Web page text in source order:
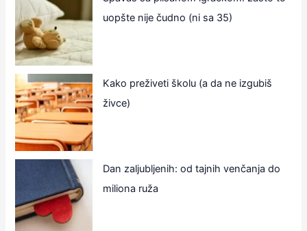
uopšte nije čudno (ni sa 35)
Kako preživeti školu (a da ne izgubiš
živce)
Dan zaljubljenih: od tajnih venčanja do
miliona ruža